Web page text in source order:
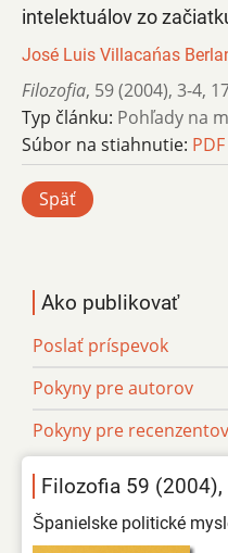
intelektuálov zo
José Luis Villacańas
Filozofia, 59 (2004), 3-4,
Typ článku: Pohľady na
Súbor na stiahnutie: PDF
Späť
Ako publikovať
Poslať príspevok
Pokyny pre autorov
Pokyny pre recenzentov
Filozofia 59 (2004),
Španielske politické